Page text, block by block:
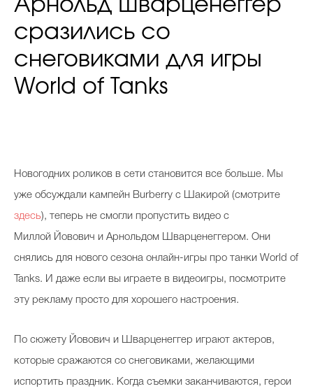
Арнольд Шварценеггер
сразились со
снеговиками для игры
World of Tanks
Новогодних роликов в сети становится все больше. Мы
уже обсуждали кампейн Burberry с Шакирой (смотрите
здесь), теперь не смогли пропустить видео с
Миллой Йовович и Арнольдом Шварценеггером. Они
снялись для нового сезона онлайн-игры про танки World of
Tanks. И даже если вы играете в видеоигры, посмотрите
эту рекламу просто для хорошего настроения.
По сюжету Йовович и Шварценеггер играют актеров,
которые сражаются со снеговиками, желающими
испортить праздник. Когда съемки заканчиваются, герои